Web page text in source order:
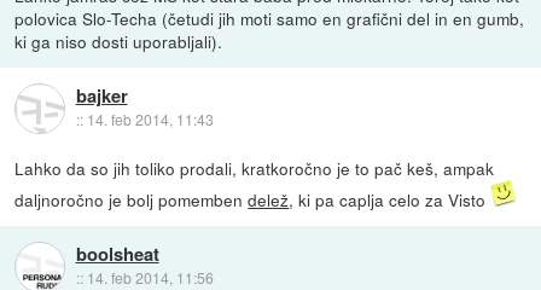
polovica Slo-Techa (četudi jih moti samo en grafični del in en gumb,
ki ga niso dosti uporabljali).
bajker
:: 14. feb 2014, 11:43
Lahko da so jih toliko prodali, kratkoročno je to pač keš, ampak
daljnoročno je bolj pomembendelež, ki pa caplja celo za Visto
boolsheat
:: 14. feb 2014, 11:56